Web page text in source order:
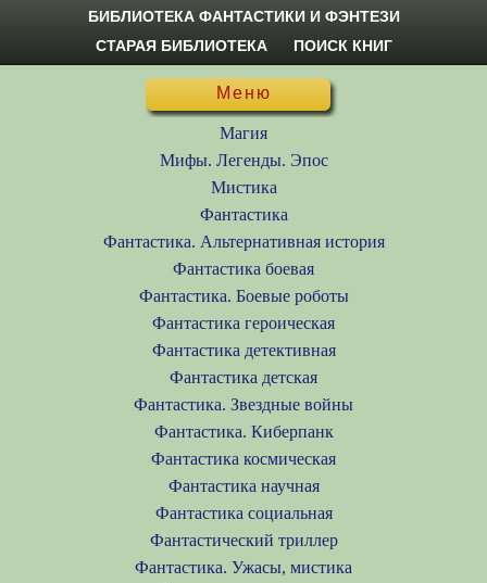
БИБЛИОТЕКА ФАНТАСТИКИ И ФЭНТЕЗИ
СТАРАЯ БИБЛИОТЕКА
ПОИСК КНИГ
Меню
Магия
Мифы. Легенды. Эпос
Мистика
Фантастика
Фантастика. Альтернативная история
Фантастика боевая
Фантастика. Боевые роботы
Фантастика героическая
Фантастика детективная
Фантастика детская
Фантастика. Звездные войны
Фантастика. Киберпанк
Фантастика космическая
Фантастика научная
Фантастика социальная
Фантастический триллер
Фантастика. Ужасы, мистика